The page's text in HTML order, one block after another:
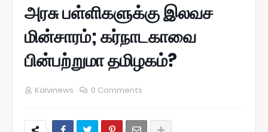
அரசு பள்ளிகளுக்கு இலவச
மின்சாரம்; கர்நாடகாவை
பின்பற்றுமா தமிழகம்?
Kalvinews 0 Comments